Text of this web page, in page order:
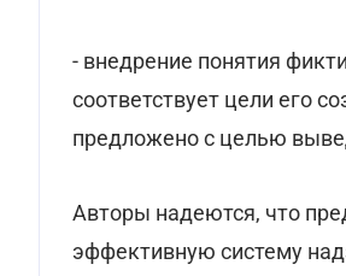
- внедрение понятия
соответствует цели его
предложено с целью
Авторы надеются, что
эффективную систему